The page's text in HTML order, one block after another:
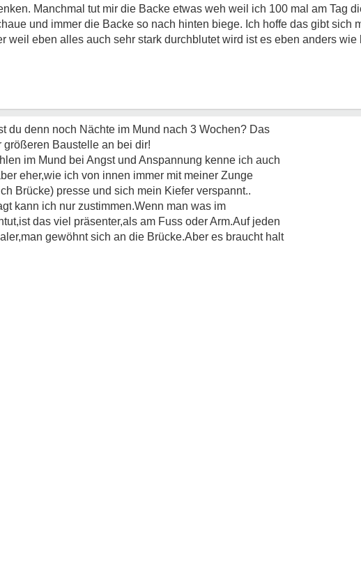
Manchmal tut mir die Backe etwas weh weil ich 100 mal am Tag
und immer die Backe so nach hinten biege. Ich hoffe das gibt sich
weil eben alles auch sehr stark durchblutet wird ist es eben anders wie
du denn noch Nächte im Mund nach 3 Wochen? Das
größeren Baustelle an bei dir!
im Mund bei Angst und Anspannung kenne ich auch
eher,wie ich von innen immer mit meiner Zunge
Brücke) presse und sich mein Kiefer verspannt..
kann ich nur zustimmen.Wenn man was im
das viel präsenter,als am Fuss oder Arm.Auf jeden
gewöhnt sich an die Brücke.Aber es braucht halt